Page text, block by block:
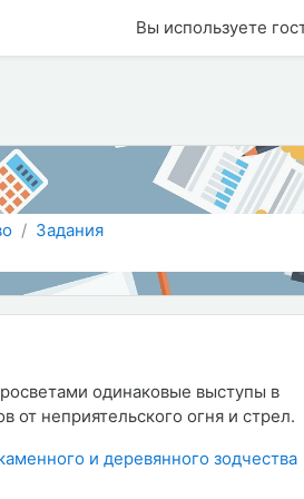
Вы используете
Задания
одинаковые выступы в
от неприятельского огня и стрел.
и деревянного зодчества